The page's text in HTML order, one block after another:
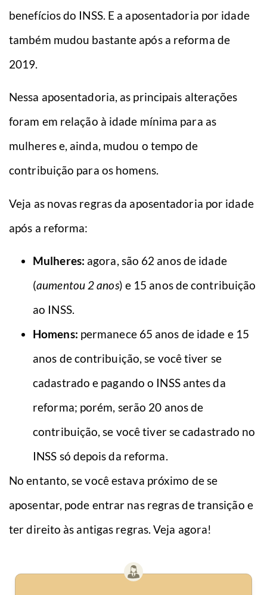
benefícios do INSS. E a aposentadoria por idade
também mudou bastante após a reforma de
2019.
Nessa aposentadoria, as principais alterações
foram em relação à idade mínima para as
mulheres e, ainda, mudou o tempo de
contribuição para os homens.
Veja as novas regras da aposentadoria por idade
após a reforma:
Mulheres: agora, são 62 anos de idade
(aumentou 2 anos) e 15 anos de contribuição
ao INSS.
Homens: permanece 65 anos de idade e 15
anos de contribuição, se você tiver se
cadastrado e pagando o INSS antes da
reforma; porém, serão 20 anos de
contribuição, se você tiver se cadastrado no
INSS só depois da reforma.
No entanto, se você estava próximo de se
aposentar, pode entrar nas regras de transição e
ter direito às antigas regras. Veja agora!